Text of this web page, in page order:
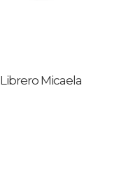
Librero Micaela